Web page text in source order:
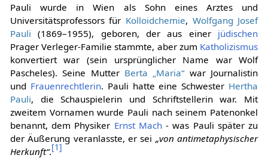
Pauli wurde in Wien als Sohn eines Arztes und
Universitätsprofessors für Kolloidchemie, Wolfgang Josef
Pauli (1869–1955), geboren, der aus einer jüdischen
Prager Verleger-Familie stammte, aber zum Katholizismus
konvertiert war (sein ursprünglicher Name war Wolf
Pascheles). Seine Mutter Berta „Maria“war Journalistin
und Frauenrechtlerin. Pauli hatte eine Schwester Hertha
Pauli, die Schauspielerin und Schriftstellerin war. Mit
zweitem Vornamen wurde Pauli nach seinem Patenonkel
benannt, dem Physiker Ernst Mach- was Pauli später zu
der Äußerung veranlasste, er sei „von antimetaphysischer
Herkunft“.[1]